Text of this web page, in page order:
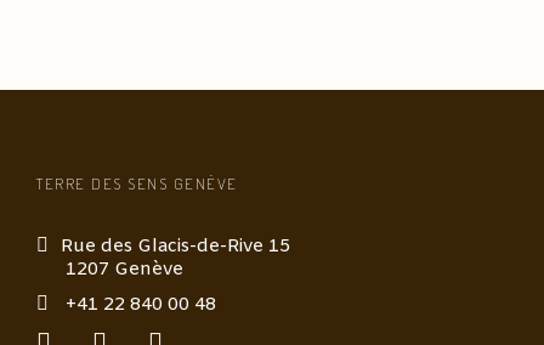
TERRE DES SENS GENÈVE
Rue des Glacis-de-Rive 15
1207 Genève
+41 22 840 00 48